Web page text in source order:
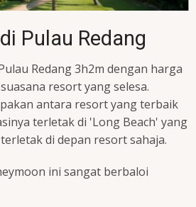
Pulau Redang
Redang 3h2m dengan harga
resort yang selesa.
antara resort yang terbaik
terletak di 'Long Beach' yang
di depan resort sahaja.
ini sangat berbaloi